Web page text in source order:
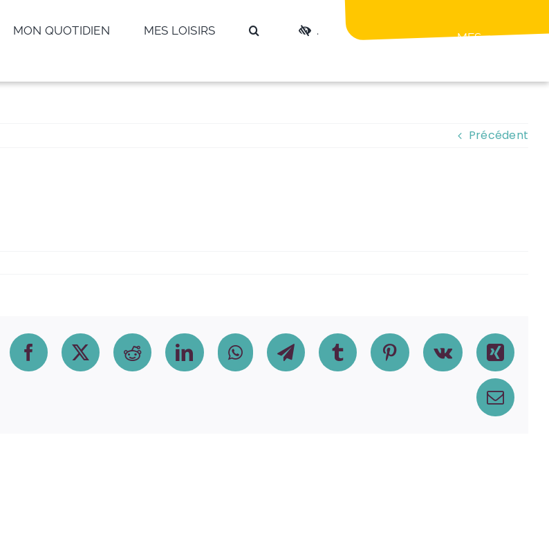
MON QUOTIDIEN MES LOISIRS .
MES
Précédent
FacebookX Reddit LinkedInWhatsAppTelegramTumblr PinterestVk Xing
Email